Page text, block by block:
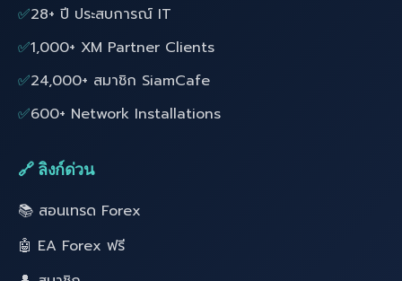
✅28+ ปี ประสบการณ์ IT
✅1,000+ XM Partner Clients
✅24,000+ สมาชิก SiamCafe
✅600+ Network Installations
🔗 ลิงก์ด่วน
📚 สอนเทรด Forex
🤖 EA Forex ฟรี